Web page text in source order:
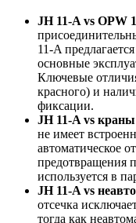
JH 11-A vs OPW
11-A
основные
Ключевые
красного) и
фиксации.
JH 11-A vs
не имеет
автоматическое
предотвращения
используется в
JH 11-A vs
отсечка
тогда как